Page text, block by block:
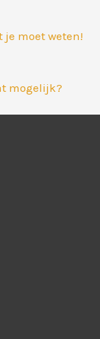
je moet weten!
mogelijk?